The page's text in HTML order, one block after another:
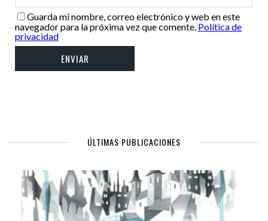
Guarda mi nombre, correo electrónico y web en este
navegador para la próxima vez que comente. Política de
privacidad
ÚLTIMAS PUBLICACIONES